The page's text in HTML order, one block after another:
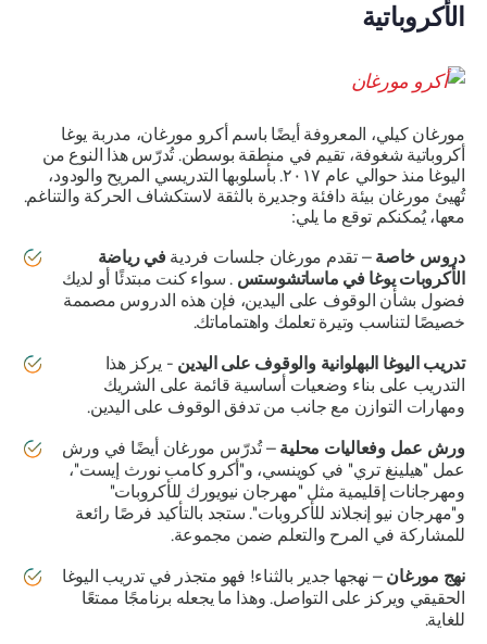
الأكروباتية
مورغان كيلي، المعروفة أيضًا باسم أكرو مورغان، مدربة يوغا
أكروباتية شغوفة، تقيم في منطقة بوسطن. تُدرّس هذا النوع من
اليوغا منذ حوالي عام ٢٠١٧. بأسلوبها التدريسي المريح والودود،
تُهيئ مورغان بيئة دافئة وجديرة بالثقة لاستكشاف الحركة والتناغم.
معها، يُمكنكم توقع ما يلي:
دروس خاصة– تقدم مورغان جلسات فرديةفي رياضة
الأكروبات يوغا في ماساتشوستس . سواء كنت مبتدئًا أو لديك
فضول بشأن الوقوف على اليدين، فإن هذه الدروس مصممة
خصيصًا لتناسب وتيرة تعلمك واهتماماتك.
تدريب اليوغا البهلوانية والوقوف على اليدين- يركز هذا
التدريب على بناء وضعيات أساسية قائمة على الشريك
ومهارات التوازن مع جانب من تدفق الوقوف على اليدين.
ورش عمل وفعاليات محلية– تُدرّس مورغان أيضًا في ورش
عمل "هيلينغ تري" في كوينسي، و"أكرو كامب نورث إيست"،
ومهرجانات إقليمية مثل "مهرجان نيويورك للأكروبات"
و"مهرجان نيو إنجلاند للأكروبات". ستجد بالتأكيد فرصًا رائعة
للمشاركة في المرح والتعلم ضمن مجموعة.
نهج مورغان– نهجها جدير بالثناء! فهو متجذر في تدريب اليوغا
الحقيقي ويركز على التواصل. وهذا ما يجعله برنامجًا ممتعًا
للغاية.